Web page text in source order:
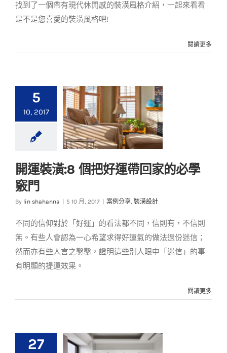
找到了一個帶有現代休閒感的裝潢風格介紹，一起來看看
是不是您喜愛的裝潢風格吧!
閱讀更多
5
10, 2017
案例分享 裝潢設計
開運裝潢:8 個把好運帶回家的必學
竅門
By lin shahanna 5 10 月, 2017 案例分享, 裝潢設計
不同的信仰對於「好運」的看法都不同，信則有，不信則
無。有些人會認為一心希望求得好運氣的做法過份迷信；
然而亦有些人言之鑿鑿，證明這些別人眼中「迷信」的事
有明顯的提運效果。
閱讀更多
27